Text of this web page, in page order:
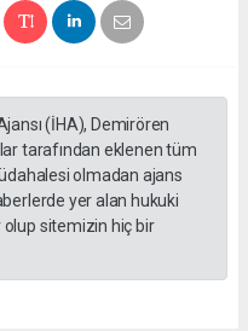
(İHA), Demirören
tarafından eklenen tüm
olmadan ajans
yer alan hukuki
sitemizin hiç bir